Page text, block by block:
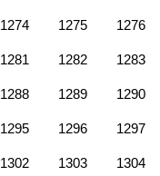
1274 1275 1276
1281 1282 1283
1288 1289 1290
1295 1296 1297
1302 1303 1304